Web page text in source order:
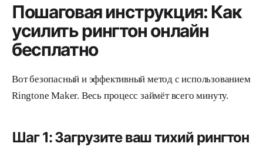
Пошаговая инструкция: Как
усилить рингтон онлайн
бесплатно
Вот безопасный и эффективный метод с использованием
Ringtone Maker. Весь процесс займёт всего минуту.
Шаг 1: Загрузите ваш тихий рингтон